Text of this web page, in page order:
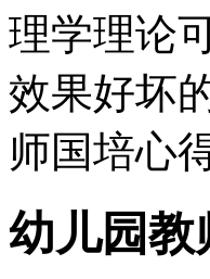
理学理论
效果好坏
师国培心
幼儿园教